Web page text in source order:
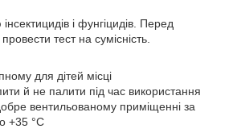
і фунгіцидів. Перед
тест на сумісність.
для дітей місці
й не палити під час використання
вентильованому приміщенні за
+35 °C